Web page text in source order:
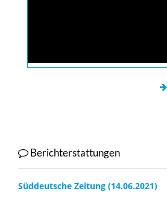
Berichterstattungen
Süddeutsche Zeitung (14.06.2021)